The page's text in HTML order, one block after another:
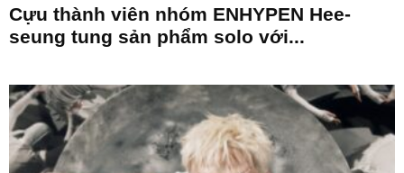
Cựu thành viên nhóm ENHYPEN Hee-
seung tung sản phẩm solo với...